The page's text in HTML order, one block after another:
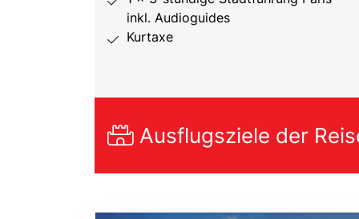
inkl. Audioguides
Kurtaxe
Ausflugsziele der